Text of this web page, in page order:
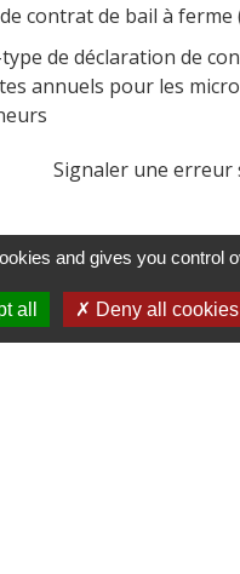
contrat de bail à ferme
de déclaration de
annuels pour les
Signaler une erreur
Contacts
and gives you control
all
Deny all cookies